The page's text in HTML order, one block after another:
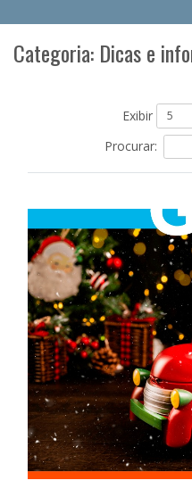
Categoria: Dicas e
Exibir
Procurar: